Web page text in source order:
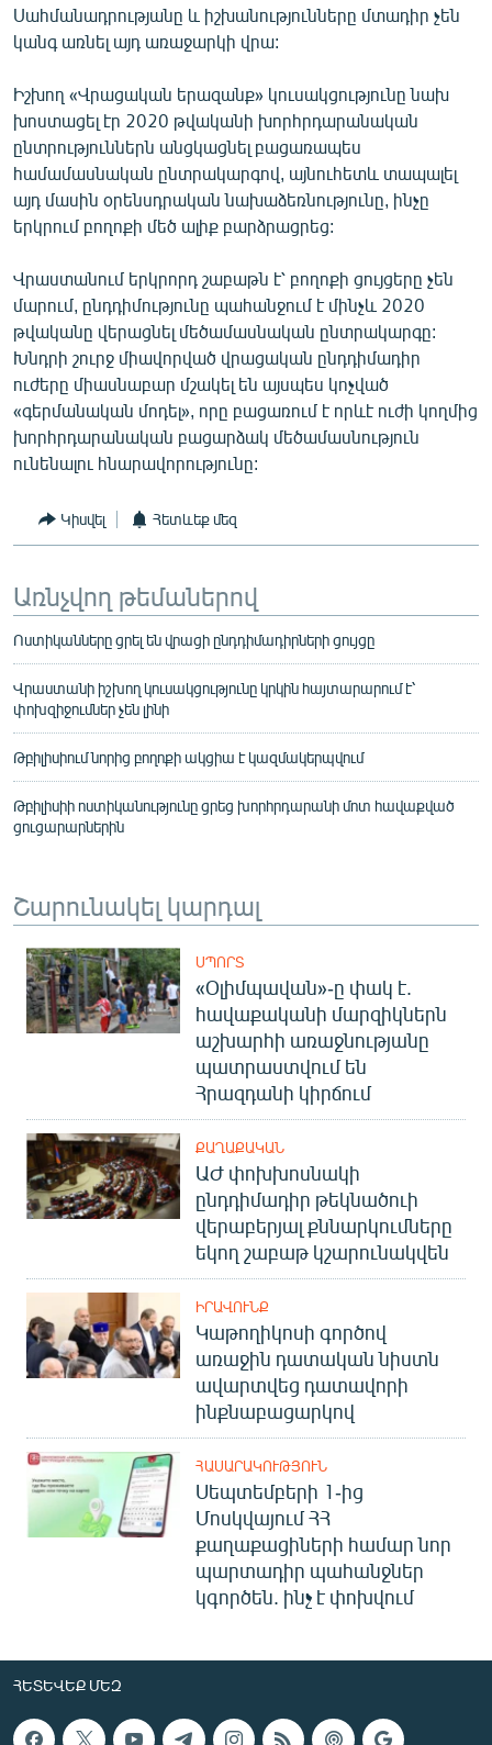
«Ազատության» բոլոր կայքերը
Սահմանադրությանը և իշխանությունները մտադիր չեն
կանգ առնել այդ առաջարկի վրա:
Իշխող «Վրացական երազանք» կուսակցությունը նախ
խոստացել էր 2020 թվականի խորհրդարանական
ընտրություններն անցկացնել բացառապես
համամասնական ընտրակարգով, այնուհետև տապալել
այդ մասին օրենսդրական նախաձեռնությունը, ինչը
երկրում բողոքի մեծ ալիք բարձրացրեց:
Վրաստանում երկրորդ շաբաթն է՝ բողոքի ցույցերը չեն
մարում, ընդդիմությունը պահանջում է մինչև 2020
թվականը վերացնել մեծամասնական ընտրակարգը:
Խնդրի շուրջ միավորված վրացական ընդդիմադիր
ուժերը միասնաբար մշակել են այսպես կոչված
«գերմանական մոդել», որը բացառում է որևէ ուժի կողմից
խորհրդարանական բացարձակ մեծամասնություն
ունենալու հնարավորությունը:
Կիսվել Հետևեք մեզ
Առնչվող թեմաներով
Ոստիկանները ցրել են վրացի ընդդիմադիրների ցույցը
Վրաստանի իշխող կուսակցությունը կրկին հայտարարում է՝
փոխզիջումներ չեն լինի
Թբիլիսիում նորից բողոքի ակցիա է կազմակերպվում
Թբիլիսիի ոստիկանությունը ցրեց խորհրդարանի մոտ հավաքված
ցուցարարներին
Շարունակել կարդալ
ՍՊՈՐՏ
«Օլիմպավան»-ը փակ է.
հավաքականի մարզիկներն
աշխարհի առաջնությանը
պատրաստվում են
Հրազդանի կիրճում
ՔԱՂԱՔԱԿԱՆ
ԱԺ փոխխոսնակի
ընդդիմադիր թեկնածուի
վերաբերյալ քննարկումները
եկող շաբաթ կշարունակվեն
ԻՐԱՎՈՒՆՔ
Կաթողիկոսի գործով
առաջին դատական նիստն
ավարտվեց դատավորի
ինքնաբացարկով
ՀԱՍԱՐԱԿՈՒԹՅՈՒՆ
Սեպտեմբերի 1-ից
Մոսկվայում ՀՀ
քաղաքացիների համար նոր
պարտադիր պահանջներ
կգործեն. ինչ է փոխվում
ՀԵՏԵՎԵՔ ՄԵԶ